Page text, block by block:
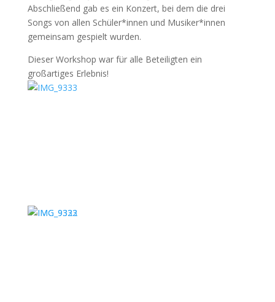
Abschließend gab es ein Konzert, bei dem die drei
Songs von allen Schüler*innen und Musiker*innen
gemeinsam gespielt wurden.
Dieser Workshop war für alle Beteiligten ein
großartiges Erlebnis!